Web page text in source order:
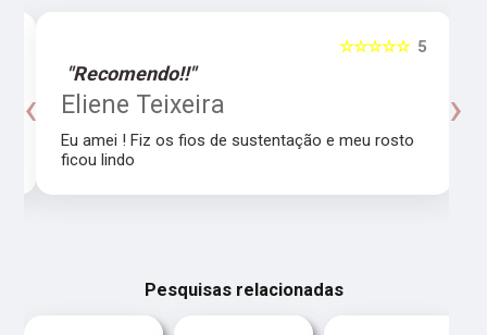
5
☆☆☆☆☆
"Recomendo!!"
Eliene Teixeira
Eu amei ! Fiz os fios de sustentação e meu rosto
ficou lindo
‹ ›
Pesquisas relacionadas